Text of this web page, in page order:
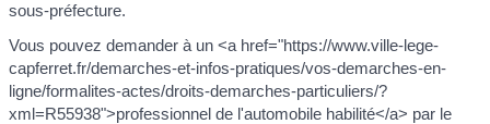
sous-préfecture.
Vous pouvez demander à un <a href="https://www.ville-lege-
capferret.fr/demarches-et-infos-pratiques/vos-demarches-en-
ligne/formalites-actes/droits-demarches-particuliers/?
xml=R55938">professionnel de l'automobile habilité</a> par le